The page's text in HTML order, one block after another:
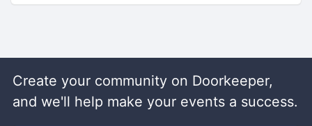
Create your community on Doorkeeper,
and we'll help make your events a success.